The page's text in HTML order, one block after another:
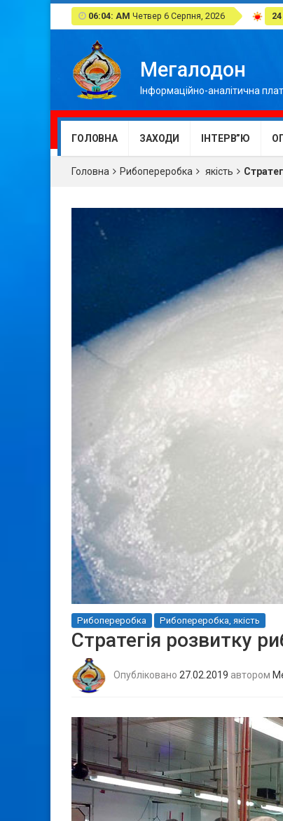
06:04: AM Четвер 6 Серпня, 2026
Мегалодон
Інформаційно-аналітична
ГОЛОВНА ЗАХОДИ ІНТЕРВ”Ю
Головна Рибопереробка якість
Рибопереробка Рибопереробка, якість
Стратегія розвитку
Опубліковано 27.02.2019 автором